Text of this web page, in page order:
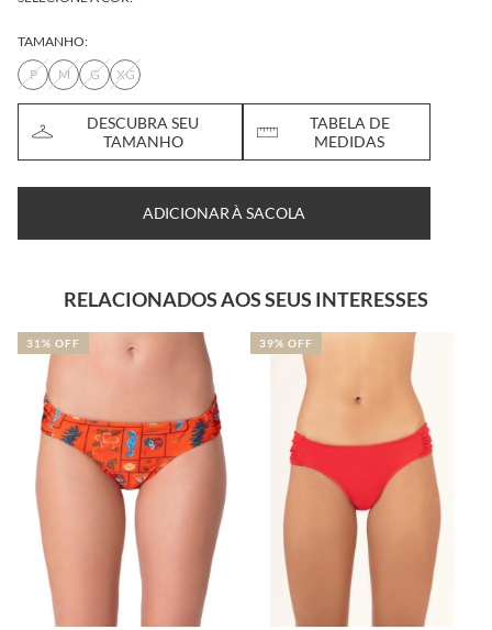
TAMANHO:
P
M G XG
DESCUBRA SEU
TAMANHO
TABELA DE
MEDIDAS
ADICIONAR À SACOLA
RELACIONADOS AOS SEUS INTERESSES
39% OFF